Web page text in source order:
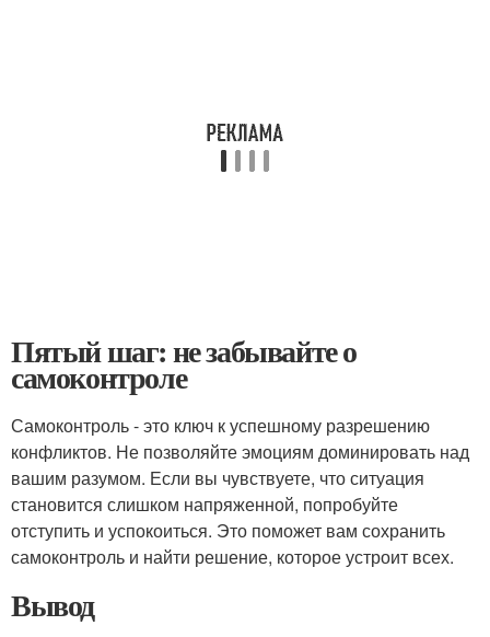
Пятый шаг: не забывайте о
самоконтроле
Самоконтроль - это ключ к успешному разрешению
конфликтов. Не позволяйте эмоциям доминировать над
вашим разумом. Если вы чувствуете, что ситуация
становится слишком напряженной, попробуйте
отступить и успокоиться. Это поможет вам сохранить
самоконтроль и найти решение, которое устроит всех.
Вывод